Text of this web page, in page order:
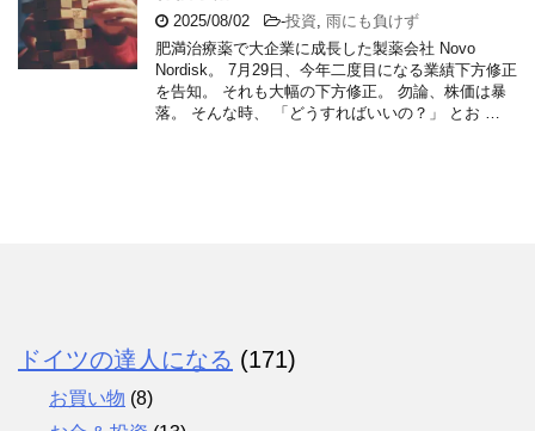
2025/08/02 -投資 雨にも負けず
肥満治療薬で大企業に成長した製薬会社 Novo
Nordisk。 7月29日、今年二度目になる業績下方修正
を告知。 それも大幅の下方修正。 勿論、株価は暴
落。 そんな時、 「どうすればいいの？」 とお …
ドイツの達人になる (171)
お買い物 (8)